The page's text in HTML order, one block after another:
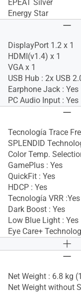
EPEAT Silver
Energy Star
DisplayPort 1.2 x 1
HDMI(v1.4) x 1
VGA x 1
USB Hub : 2x USB
Earphone Jack : Yes
PC Audio Input : Yes
Tecnología Trace
SPLENDID
Color Temp.
GamePlus : Yes
QuickFit : Yes
HDCP : Yes
Tecnología VRR
Dark Boost : Yes
Low Blue Light : Yes
Eye Care+
Speaker : Yes(2Wx2)
Net Weight : 6.8 kg
Net Weight without